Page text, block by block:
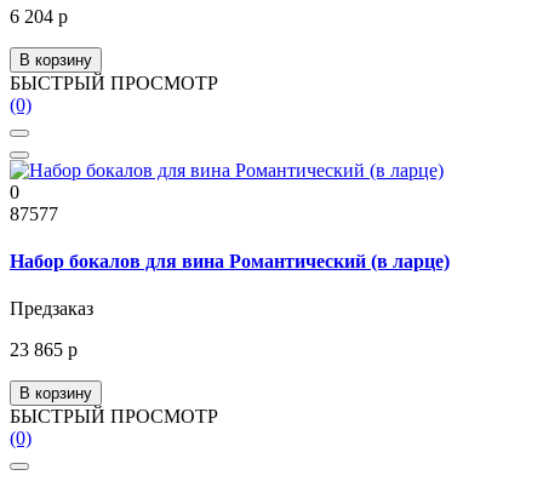
6 204 р
В корзину
БЫСТРЫЙ ПРОСМОТР
(0)
0
87577
Набор бокалов для вина Романтический (в ларце)
Предзаказ
23 865 р
В корзину
БЫСТРЫЙ ПРОСМОТР
(0)